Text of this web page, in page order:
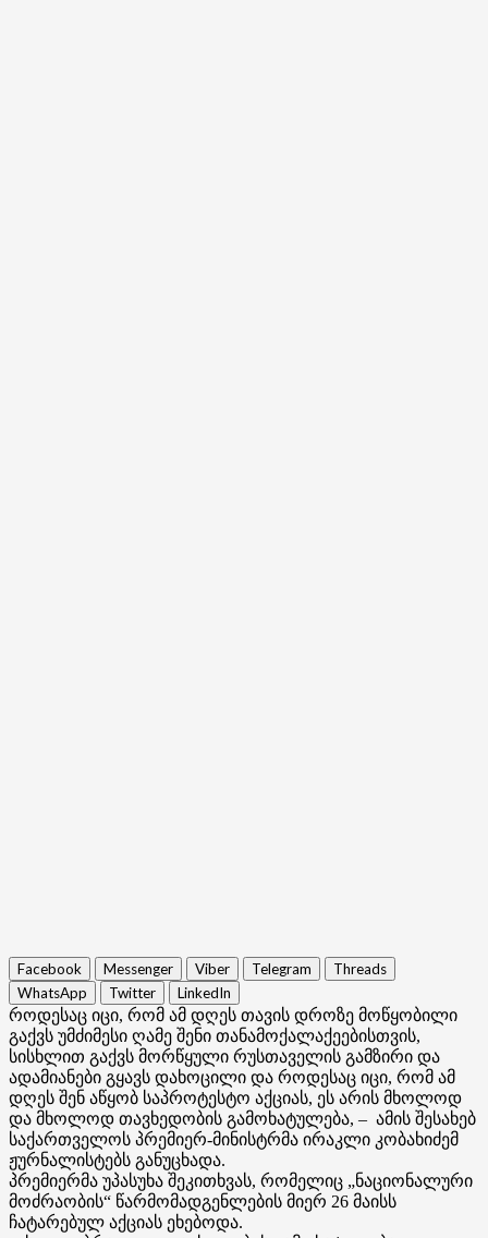
Facebook Messenger Viber Telegram
Threads
WhatsApp
Twitter LinkedIn
როდესაც იცი, რომ ამ დღეს თავის დროზე მოწყობილი
გაქვს უმძიმესი ღამე შენი თანამოქალაქეებისთვის,
სისხლით გაქვს მორწყული რუსთაველის გამზირი და
ადამიანები გყავს დახოცილი და როდესაც იცი, რომ ამ
დღეს შენ აწყობ საპროტესტო აქციას, ეს არის მხოლოდ
და მხოლოდ თავხედობის გამოხატულება, – ამის შესახებ
საქართველოს პრემიერ-მინისტრმა ირაკლი კობახიძემ
ჟურნალისტებს განუცხადა.
პრემიერმა უპასუხა შეკითხვას, რომელიც „ნაციონალური
მოძრაობის“ წარმომადგენლების მიერ 26 მაისს
ჩატარებულ აქციას ეხებოდა.